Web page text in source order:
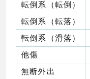
転倒系（転倒）
転倒系（転落）
転倒系（滑落）
他傷
無断外出